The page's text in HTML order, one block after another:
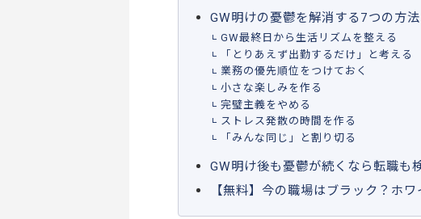
GW明けの憂鬱を解消する7つの方法
GW最終日から生活リズムを整える
「とりあえず出勤するだけ」と考える
業務の優先順位をつけておく
小さな楽しみを作る
完璧主義をやめる
ストレス発散の時間を作る
「みんな同じ」と割り切る
GW明け後も憂鬱が続くなら転職も
【無料】今の職場はブラック？ホ